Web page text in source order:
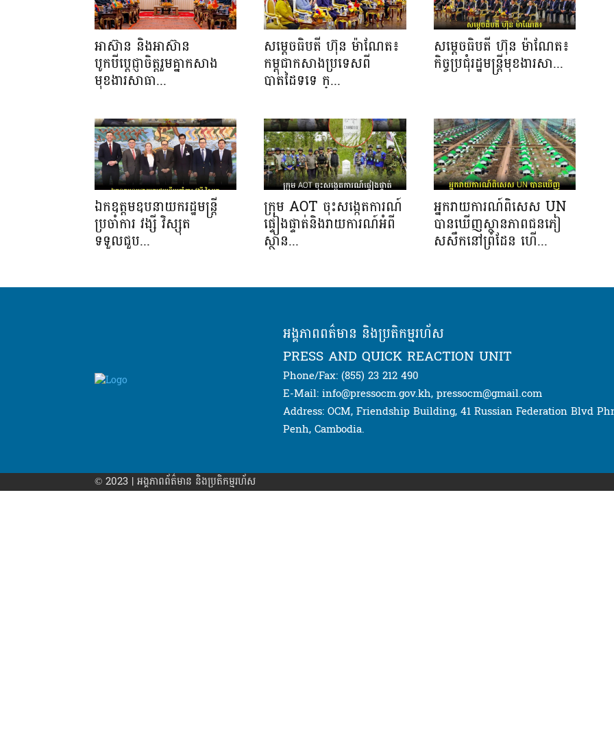
អាស៊ាន និងអាស៊ាន
បូកបីប្តេជ្ញាចិត្តរួមគ្នាកសាង
មុខងារសាធា...
សម្ដេចធិបតី ហ៊ុន ម៉ាណែត៖
កម្ពុជាកសាងប្រទេសពី
បាតដៃទទេ ក្...
សម្ដេចធិបតី ហ៊ុន ម៉ាណែត៖
កិច្ចប្រជុំរដ្ឋមន្ត្រីមុខងារសា...
ឯកឧត្តមឧបនាយករដ្ឋមន្ត្រី
ប្រចាំការ វង្សី វិស្សុត
ទទួលជួប...
ក្រុម AOT ចុះសង្កេតការណ៍
ផ្ទៀងផ្ទាត់និងរាយការណ៍អំពី
ស្ថាន...
អ្នករាយការណ៍ពិសេស UN
បានឃើញស្ថានភាពជនភៀ
សសឹកនៅព្រំដែន ហើ...
អង្គភាពពត៌មាន និងប្រតិកម្មរហ័ស
PRESS AND QUICK REACTION UNIT
Phone/Fax: (855) 23 212 490
E-Mail: info@pressocm.gov.kh, pressocm@gmail.com
Address: OCM, Friendship Building, 41 Russian Federation Blvd
Penh, Cambodia.
© 2023 | អង្គភាព​ព័ត៌មាន​ និងប្រតិកម្មរហ័ស